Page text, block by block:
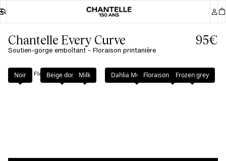
Chantelle Every Curve
Soutien-gorge emboîtant - Floraison printanière
95€
Couleur Floraison printanière
Noir Beige doré Milk Dahlia MulticoloreFloraison printanière
Frozen grey